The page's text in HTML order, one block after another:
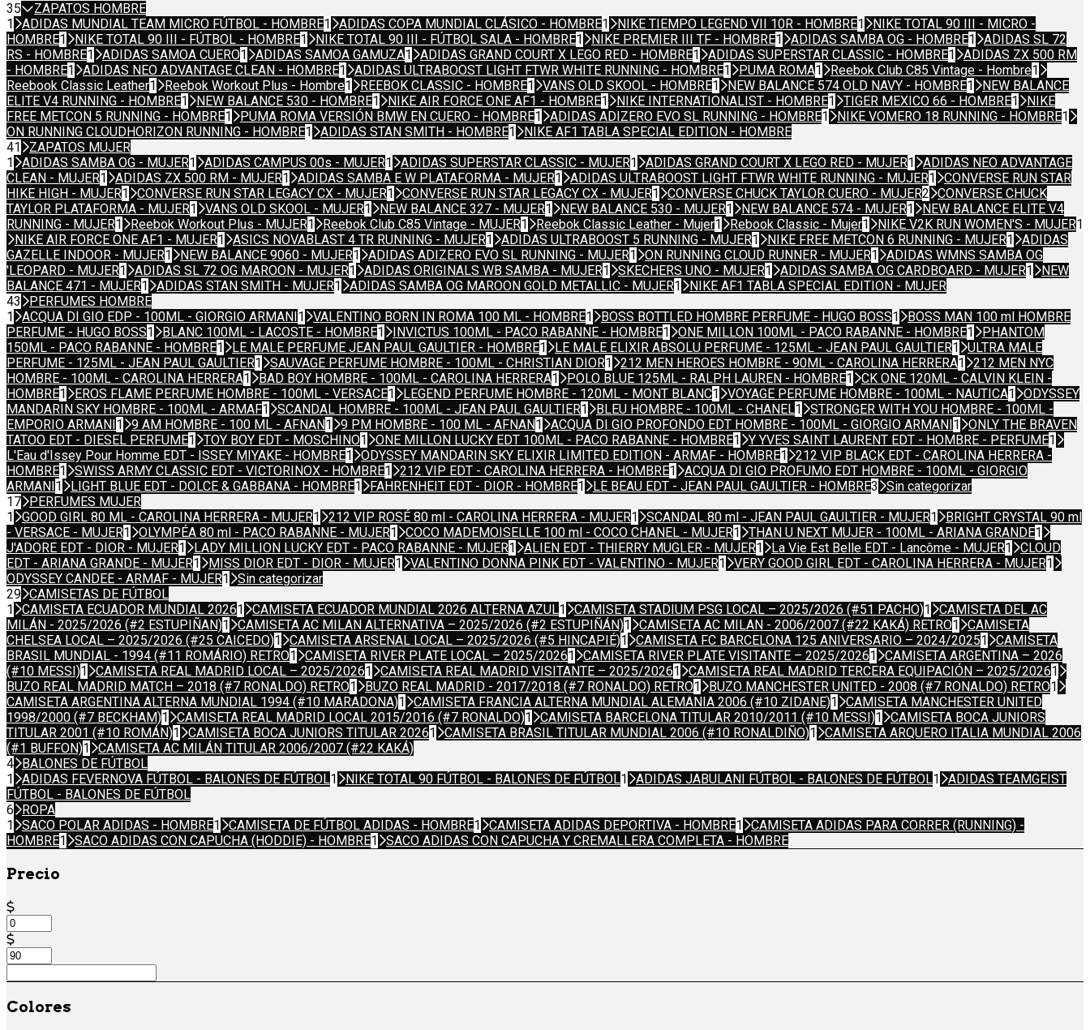
35
ZAPATOS HOMBRE
1
ADIDAS MUNDIAL TEAM MICRO FÚTBOL - HOMBRE1 ADIDAS COPA MUNDIAL CLÁSICO - HOMBRE1 NIKE TIEMPO LEGEND VII 10R - HOMBRE1
NIKE TOTAL 90 III - MICRO -
HOMBRE1 NIKE TOTAL 90 III - FÚTBOL - HOMBRE1 NIKE TOTAL 90 III - FÚTBOL SALA - HOMBRE1 NIKE PREMIER III TF - HOMBRE1 ADIDAS SAMBA OG - HOMBRE1
ADIDAS SL 72
RS - HOMBRE1 ADIDAS SAMOA CUERO1 ADIDAS SAMOA GAMUZA1 ADIDAS GRAND COURT X LEGO RED - HOMBRE1 ADIDAS SUPERSTAR CLASSIC - HOMBRE1
ADIDAS ZX 500 RM
- HOMBRE1 ADIDAS NEO ADVANTAGE CLEAN - HOMBRE1 ADIDAS ULTRABOOST LIGHT FTWR WHITE RUNNING - HOMBRE1 PUMA ROMA1 Reebok Club C85 Vintage - Hombre1
Reebook Classic Leather1 Reebok Workout Plus - Hombre1 REEBOK CLASSIC - HOMBRE1 VANS OLD SKOOL - HOMBRE1 NEW BALANCE 574 OLD NAVY - HOMBRE1
NEW BALANCE
ELITE V4 RUNNING - HOMBRE1 NEW BALANCE 530 - HOMBRE1 NIKE AIR FORCE ONE AF1 - HOMBRE1 NIKE INTERNATIONALIST - HOMBRE1 TIGER MEXICO 66 - HOMBRE1
NIKE
FREE METCON 5 RUNNING - HOMBRE1 PUMA ROMA VERSIÓN BMW EN CUERO - HOMBRE1 ADIDAS ADIZERO EVO SL RUNNING - HOMBRE1 NIKE VOMERO 18 RUNNING - HOMBRE1
ON RUNNING CLOUDHORIZON RUNNING - HOMBRE1 ADIDAS STAN SMITH - HOMBRE1
NIKE AF1 TABLA SPECIAL EDITION - HOMBRE
41
ZAPATOS MUJER
1
ADIDAS SAMBA OG - MUJER1 ADIDAS CAMPUS 00s - MUJER1 ADIDAS SUPERSTAR CLASSIC - MUJER1 ADIDAS GRAND COURT X LEGO RED - MUJER1
ADIDAS NEO ADVANTAGE
CLEAN - MUJER1 ADIDAS ZX 500 RM - MUJER1 ADIDAS SAMBA E W PLATAFORMA - MUJER1 ADIDAS ULTRABOOST LIGHT FTWR WHITE RUNNING - MUJER1
CONVERSE RUN STAR
HIKE HIGH - MUJER1 CONVERSE RUN STAR LEGACY CX - MUJER1 CONVERSE RUN STAR LEGACY CX - MUJER1 CONVERSE CHUCK TAYLOR CUERO - MUJER2 CONVERSE CHUCK
TAYLOR PLATAFORMA - MUJER1 VANS OLD SKOOL - MUJER1 NEW BALANCE 327 - MUJER1 NEW BALANCE 530 - MUJER1 NEW BALANCE 574 - MUJER1
NEW BALANCE ELITE V4
RUNNING - MUJER1 Reebok Workout Plus - MUJER1 Reebok Club C85 Vintage - MUJER1 Reebok Classic Leather - Mujer1 Rebook Classic - Mujer1 NIKE V2K RUN WOMEN'S - MUJER1
NIKE AIR FORCE ONE AF1 - MUJER1 ASICS NOVABLAST 4 TR RUNNING - MUJER1 ADIDAS ULTRABOOST 5 RUNNING - MUJER1 NIKE FREE METCON 6 RUNNING - MUJER1
ADIDAS
GAZELLE INDOOR - MUJER1 NEW BALANCE 9060 - MUJER1 ADIDAS ADIZERO EVO SL RUNNING - MUJER1 ON RUNNING CLOUD RUNNER - MUJER1
ADIDAS WMNS SAMBA OG
'LEOPARD - MUJER1 ADIDAS SL 72 OG MAROON - MUJER1 ADIDAS ORIGINALS WB SAMBA - MUJER1 SKECHERS UNO - MUJER1 ADIDAS SAMBA OG CARDBOARD - MUJER1
NEW
BALANCE 471 - MUJER1 ADIDAS STAN SMITH - MUJER1 ADIDAS SAMBA OG MAROON GOLD METALLIC - MUJER1
NIKE AF1 TABLA SPECIAL EDITION - MUJER
43
PERFUMES HOMBRE
1
ACQUA DI GIO EDP - 100ML - GIORGIO ARMANI 1 VALENTINO BORN IN ROMA 100 ML - HOMBRE1 BOSS BOTTLED HOMBRE PERFUME - HUGO BOSS1
BOSS MAN 100 ml HOMBRE
PERFUME - HUGO BOSS1 BLANC 100ML - LACOSTE - HOMBRE1 INVICTUS 100ML - PACO RABANNE - HOMBRE1 ONE MILLON 100ML - PACO RABANNE - HOMBRE1
PHANTOM
150ML - PACO RABANNE - HOMBRE1 LE MALE PERFUME JEAN PAUL GAULTIER - HOMBRE1 LE MALE ELIXIR ABSOLU PERFUME - 125ML - JEAN PAUL GAULTIER1
ULTRA MALE
PERFUME - 125ML - JEAN PAUL GAULTIER1 SAUVAGE PERFUME HOMBRE - 100ML - CHRISTIAN DIOR1 212 MEN HEROES HOMBRE - 90ML - CAROLINA HERRERA1
212 MEN NYC
HOMBRE - 100ML - CAROLINA HERRERA1 BAD BOY HOMBRE - 100ML - CAROLINA HERRERA1 POLO BLUE 125ML - RALPH LAUREN - HOMBRE1
CK ONE 120ML - CALVIN KLEIN -
HOMBRE1 EROS FLAME PERFUME HOMBRE - 100ML - VERSACE1 LEGEND PERFUME HOMBRE - 120ML - MONT BLANC1 VOYAGE PERFUME HOMBRE - 100ML - NAUTICA1
ODYSSEY
MANDARIN SKY HOMBRE - 100ML - ARMAF1 SCANDAL HOMBRE - 100ML - JEAN PAUL GAULTIER1 BLEU HOMBRE - 100ML - CHANEL1
STRONGER WITH YOU HOMBRE - 100ML -
EMPORIO ARMANI 1 9 AM HOMBRE - 100 ML - AFNAN1 9 PM HOMBRE - 100 ML - AFNAN1 ACQUA DI GIO PROFONDO EDT HOMBRE - 100ML - GIORGIO ARMANI 1
ONLY THE BRAVEN
TATOO EDT - DIESEL PERFUME1 TOY BOY EDT - MOSCHINO1 ONE MILLON LUCKY EDT 100ML - PACO RABANNE - HOMBRE1 Y YVES SAINT LAURENT EDT - HOMBRE - PERFUME1
L'Eau d'Issey Pour Homme EDT - ISSEY MIYAKE - HOMBRE1 ODYSSEY MANDARIN SKY ELIXIR LIMITED EDITION - ARMAF - HOMBRE1
212 VIP BLACK EDT - CAROLINA HERRERA -
HOMBRE1 SWISS ARMY CLASSIC EDT - VICTORINOX - HOMBRE1 212 VIP EDT - CAROLINA HERRERA - HOMBRE1
ACQUA DI GIO PROFUMO EDT HOMBRE - 100ML - GIORGIO
ARMANI 1 LIGHT BLUE EDT - DOLCE & GABBANA - HOMBRE1 FAHRENHEIT EDT - DIOR - HOMBRE1 LE BEAU EDT - JEAN PAUL GAULTIER - HOMBRE3
Sin categorizar
17
PERFUMES MUJER
1
GOOD GIRL 80 ML - CAROLINA HERRERA - MUJER1 212 VIP ROSÉ 80 ml - CAROLINA HERRERA - MUJER1 SCANDAL 80 ml - JEAN PAUL GAULTIER - MUJER1
BRIGHT CRYSTAL 90 ml
- VERSACE - MUJER1 OLYMPÉA 80 ml - PACO RABANNE - MUJER1 COCO MADEMOISELLE 100 ml - COCO CHANEL - MUJER1 THAN U NEXT MUJER - 100ML - ARIANA GRANDE1
J'ADORE EDT - DIOR - MUJER1 LADY MILLION LUCKY EDT - PACO RABANNE - MUJER1 ALIEN EDT - THIERRY MUGLER - MUJER1 La Vie Est Belle EDT - Lancôme - MUJER1
CLOUD
EDT - ARIANA GRANDE - MUJER1 MISS DIOR EDT - DIOR - MUJER1 VALENTINO DONNA PINK EDT - VALENTINO - MUJER1 VERY GOOD GIRL EDT - CAROLINA HERRERA - MUJER1
ODYSSEY CANDEE - ARMAF - MUJER1
Sin categorizar
29 CAMISETAS DE FÚTBOL
1
CAMISETA ECUADOR MUNDIAL 20261 CAMISETA ECUADOR MUNDIAL 2026 ALTERNA AZUL1 CAMISETA STADIUM PSG LOCAL – 2025/2026 (#51 PACHO)1
CAMISETA DEL AC
MILÁN - 2025/2026 (#2 ESTUPIÑAN)1 CAMISETA AC MILAN ALTERNATIVA – 2025/2026 (#2 ESTUPIÑÁN)1 CAMISETA AC MILAN - 2006/2007 (#22 KAKÁ) RETRO1
CAMISETA
CHELSEA LOCAL – 2025/2026 (#25 CAICEDO)1 CAMISETA ARSENAL LOCAL – 2025/2026 (#5 HINCAPIÉ)1 CAMISETA FC BARCELONA 125 ANIVERSARIO – 2024/20251
CAMISETA
BRASIL MUNDIAL - 1994 (#11 ROMÁRIO) RETRO1 CAMISETA RIVER PLATE LOCAL – 2025/20261 CAMISETA RIVER PLATE VISITANTE – 2025/20261
CAMISETA ARGENTINA – 2026
(#10 MESSI)1 CAMISETA REAL MADRID LOCAL – 2025/20261 CAMISETA REAL MADRID VISITANTE – 2025/20261 CAMISETA REAL MADRID TERCERA EQUIPACIÓN – 2025/20261
BUZO REAL MADRID MATCH – 2018 (#7 RONALDO) RETRO1 BUZO REAL MADRID - 2017/2018 (#7 RONALDO) RETRO1 BUZO MANCHESTER UNITED - 2008 (#7 RONALDO) RETRO1
CAMISETA ARGENTINA ALTERNA MUNDIAL 1994 (#10 MARADONA)1 CAMISETA FRANCIA ALTERNA MUNDIAL ALEMANIA 2006 (#10 ZIDANE)1
CAMISETA MANCHESTER UNITED
1998/2000 (#7 BECKHAM)1 CAMISETA REAL MADRID LOCAL 2015/2016 (#7 RONALDO)1 CAMISETA BARCELONA TITULAR 2010/2011 (#10 MESSI)1
CAMISETA BOCA JUNIORS
TITULAR 2001 (#10 ROMÁN)1 CAMISETA BOCA JUNIORS TITULAR 20261 CAMISETA BRASIL TITULAR MUNDIAL 2006 (#10 RONALDIÑO)1
CAMISETA ARQUERO ITALIA MUNDIAL 2006
(#1 BUFFON)1
CAMISETA AC MILÁN TITULAR 2006/2007 (#22 KAKÁ)
4
BALONES DE FÚTBOL
1
ADIDAS FEVERNOVA FÚTBOL - BALONES DE FÚTBOL1 NIKE TOTAL 90 FÚTBOL - BALONES DE FÚTBOL1 ADIDAS JABULANI FÚTBOL - BALONES DE FÚTBOL1
ADIDAS TEAMGEIST
FÚTBOL - BALONES DE FÚTBOL
6
ROPA
1
SACO POLAR ADIDAS - HOMBRE1 CAMISETA DE FÚTBOL ADIDAS - HOMBRE1 CAMISETA ADIDAS DEPORTIVA - HOMBRE1
CAMISETA ADIDAS PARA CORRER (RUNNING) -
HOMBRE1 SACO ADIDAS CON CAPUCHA (HODDIE) - HOMBRE1 SACO ADIDAS CON CAPUCHA Y CREMALLERA COMPLETA - HOMBRE
Precio
Colores